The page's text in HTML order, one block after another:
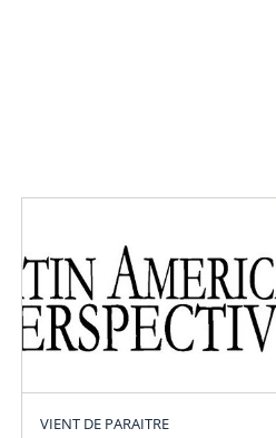
VIENT DE PARAITRE